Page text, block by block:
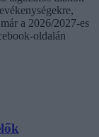
a 2026/2027-es
oldalán